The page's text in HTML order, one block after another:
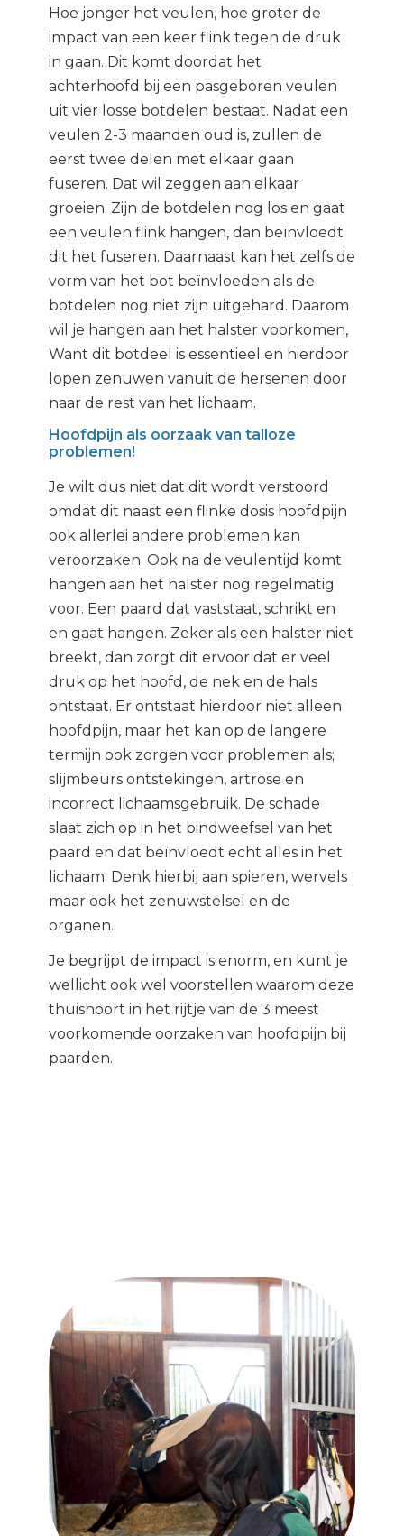
Hoe jonger het veulen, hoe groter de
impact van een keer flink tegen de druk
in gaan. Dit komt doordat het
achterhoofd bij een pasgeboren veulen
uit vier losse botdelen bestaat. Nadat een
veulen 2-3 maanden oud is, zullen de
eerst twee delen met elkaar gaan
fuseren. Dat wil zeggen aan elkaar
groeien. Zijn de botdelen nog los en gaat
een veulen flink hangen, dan beïnvloedt
dit het fuseren. Daarnaast kan het zelfs de
vorm van het bot beïnvloeden als de
botdelen nog niet zijn uitgehard. Daarom
wil je hangen aan het halster voorkomen,
Want dit botdeel is essentieel en hierdoor
lopen zenuwen vanuit de hersenen door
naar de rest van het lichaam.
Hoofdpijn als oorzaak van talloze
problemen!
Je wilt dus niet dat dit wordt verstoord
omdat dit naast een flinke dosis hoofdpijn
ook allerlei andere problemen kan
veroorzaken. Ook na de veulentijd komt
hangen aan het halster nog regelmatig
voor. Een paard dat vaststaat, schrikt en
en gaat hangen. Zeker als een halster niet
breekt, dan zorgt dit ervoor dat er veel
druk op het hoofd, de nek en de hals
ontstaat. Er ontstaat hierdoor niet alleen
hoofdpijn, maar het kan op de langere
termijn ook zorgen voor problemen als;
slijmbeurs ontstekingen, artrose en
incorrect lichaamsgebruik. De schade
slaat zich op in het bindweefsel van het
paard en dat beïnvloedt echt alles in het
lichaam. Denk hierbij aan spieren, wervels
maar ook het zenuwstelsel en de
organen.
Je begrijpt de impact is enorm, en kunt je
wellicht ook wel voorstellen waarom deze
thuishoort in het rijtje van de 3 meest
voorkomende oorzaken van hoofdpijn bij
paarden.